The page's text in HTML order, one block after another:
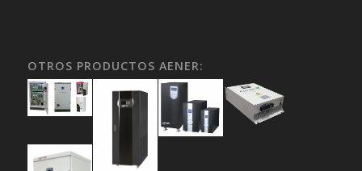
OTROS PRODUCTOS AENER: